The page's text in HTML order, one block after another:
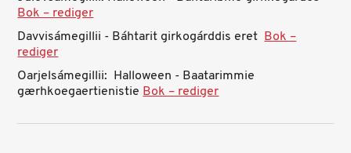
Bok – rediger
Davvisámegillii - Báhtarit girkogárddis eretBok –
rediger
Oarjelsámegillii: Halloween - Baatarimmie
gærhkoegaertienistieBok – rediger